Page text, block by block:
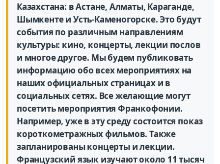
Казахстана: в Астане, Алматы, Караганде,
Шымкенте и Усть-Каменогорске. Это будут
события по различным направлениям
культуры: кино, концерты, лекции послов
и многое другое. Мы будем публиковать
информацию обо всех мероприятиях на
наших официальных страницах и в
социальных сетях. Все желающие могут
посетить мероприятия Франкофонии.
Например, уже в эту среду состоится показ
короткометражных фильмов. Также
запланированы концерты и лекции.
Французский язык изучают около 11 тысяч